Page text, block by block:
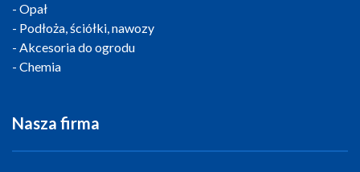
Opał
Podłoża, ściółki, nawozy
Akcesoria do ogrodu
Chemia
Nasza firma